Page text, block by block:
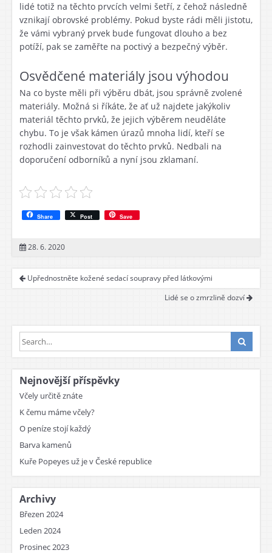
lidé totiž na těchto prvcích velmi šetří, z čehož následně
vznikají obrovské problémy. Pokud byste rádi měli jistotu,
že vámi vybraný prvek bude fungovat dlouho a bez
potíží, pak se zaměřte na poctivý a bezpečný výběr.
Osvědčené materiály jsou výhodou
Na co byste měli při výběru dbát, jsou správně zvolené
materiály. Možná si říkáte, že ať už najdete jakýkoliv
materiál těchto prvků, že jejich výběrem neuděláte
chybu. To je však kámen úrazů mnoha lidí, kteří se
rozhodli zainvestovat do těchto prvků. Nedbali na
doporučení odborníků a nyní jsou zklamaní.
Share Post Save
28. 6. 2020
Upřednostněte kožené sedací soupravy před látkovými
Lidé se o zmrzlině dozví
Nejnovější příspěvky
Včely určitě znáte
K čemu máme včely?
O peníze stojí každý
Barva kamenů
Kuře Popeyes už je v České republice
Archivy
Březen 2024
Leden 2024
Prosinec 2023